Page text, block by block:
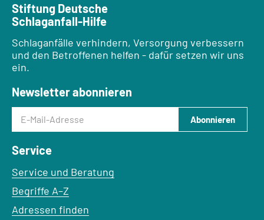
Stiftung Deutsche
Schlaganfall-Hilfe
Schlaganfälle verhindern, Versorgung verbessern
und den Betroffenen helfen - dafür setzen wir uns
ein.
Newsletter abonnieren
E-Mail-Adresse
Abonnieren
Service
Service und Beratung
Begriffe A–Z
Adressen finden